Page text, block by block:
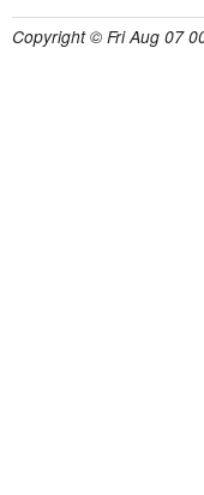
Copyright © Fri Aug 07